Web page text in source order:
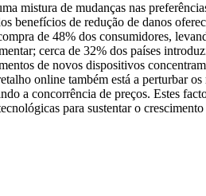
mistura de mudanças nas
benefícios de redução de danos
de 48% dos consumidores,
cerca de 32% dos países
de novos dispositivos
online também está a perturbar
a concorrência de preços. Estes
para sustentar o